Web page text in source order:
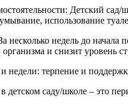
Детский
использование
несколько недель до начала
и снизит уровень
недели: терпение и
детском саду/школе – это